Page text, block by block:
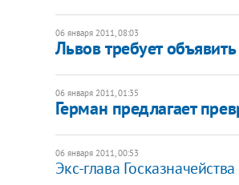
06 января 2011, 08:03
Львов требует
06 января 2011, 01:35
Герман предлагает
06 января 2011, 00:53
Экс-глава